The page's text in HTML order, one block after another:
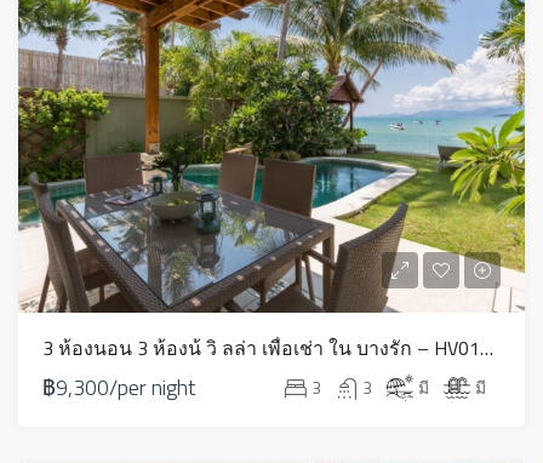
3 ห้องนอน 3 ห้องน้ วิ ลล่า เพื่อเช่า ใน บางรัก – HV0192
฿9,300/per night 3 3 มี มี